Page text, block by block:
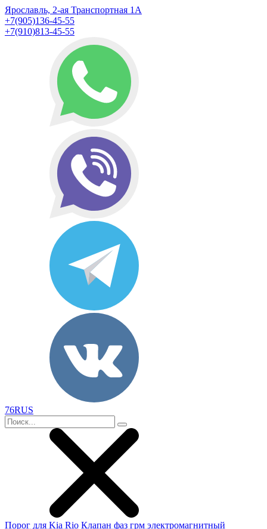
Ярославль, 2-ая Транспортная 1А
+7(905)136-45-55
+7(910)813-45-55
76RUS
Порог для Kia Rio Клапан фаз грм электромагнитный